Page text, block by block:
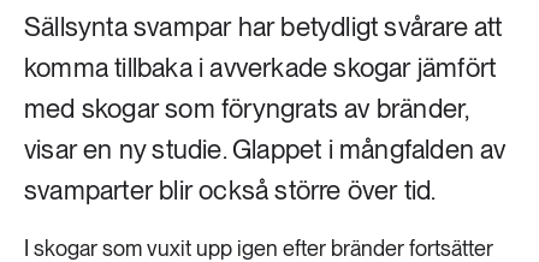
Sällsynta svampar har betydligt svårare att
komma tillbaka i avverkade skogar jämfört
med skogar som föryngrats av bränder,
visar en ny studie. Glappet i mångfalden av
svamparter blir också större över tid.
I skogar som vuxit upp igen efter bränder fortsätter